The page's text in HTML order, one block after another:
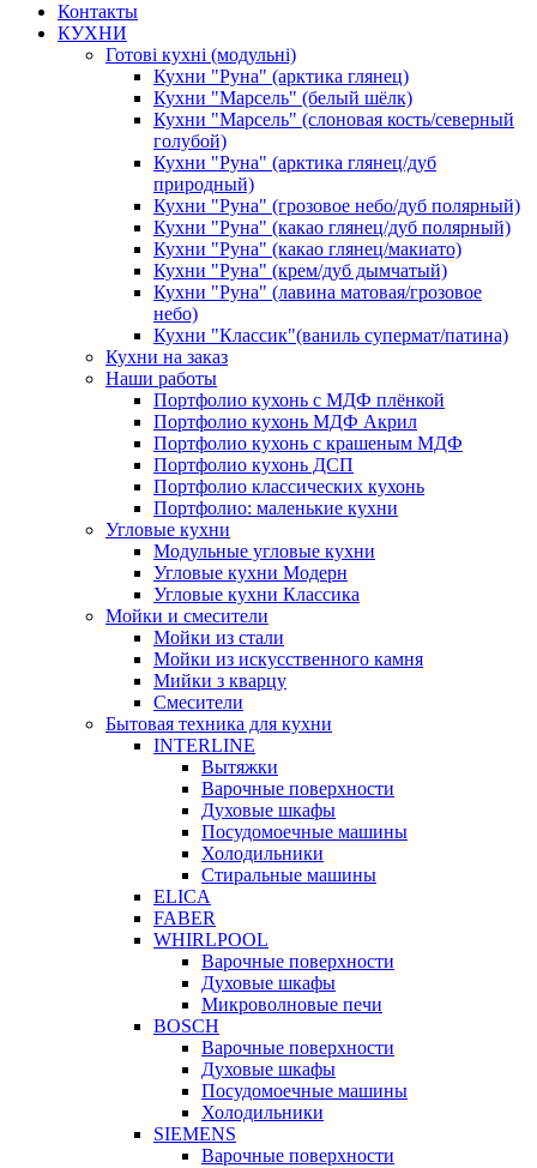
Контакты
КУХНИ
Готові кухні (модульні)
Кухни "Руна" (арктика глянец)
Кухни "Марсель" (белый шёлк)
Кухни "Марсель" (слоновая кость/северный
голубой)
Кухни "Руна" (арктика глянец/дуб
природный)
Кухни "Руна" (грозовое небо/дуб полярный)
Кухни "Руна" (какао глянец/дуб полярный)
Кухни "Руна" (какао глянец/макиато)
Кухни "Руна" (крем/дуб дымчатый)
Кухни "Руна" (лавина матовая/грозовое
небо)
Кухни "Классик"(ваниль супермат/патина)
Кухни на заказ
Наши работы
Портфолио кухонь с МДФ плёнкой
Портфолио кухонь МДФ Акрил
Портфолио кухонь с крашеным МДФ
Портфолио кухонь ДСП
Портфолио классических кухонь
Портфолио: маленькие кухни
Угловые кухни
Модульные угловые кухни
Угловые кухни Модерн
Угловые кухни Классика
Мойки и смесители
Мойки из стали
Мойки из искусственного камня
Мийки з кварцу
Смесители
Бытовая техника для кухни
INTERLINE
Вытяжки
Варочные поверхности
Духовые шкафы
Посудомоечные машины
Холодильники
Стиральные машины
ELICA
FABER
WHIRLPOOL
Варочные поверхности
Духовые шкафы
Микроволновые печи
BOSCH
Варочные поверхности
Духовые шкафы
Посудомоечные машины
Холодильники
SIEMENS
Варочные поверхности